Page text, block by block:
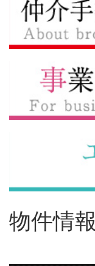
物件情報